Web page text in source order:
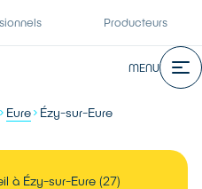
Producteurs
MENU
Eure Ézy-sur-Eure
à Ézy-sur-Eure (27)